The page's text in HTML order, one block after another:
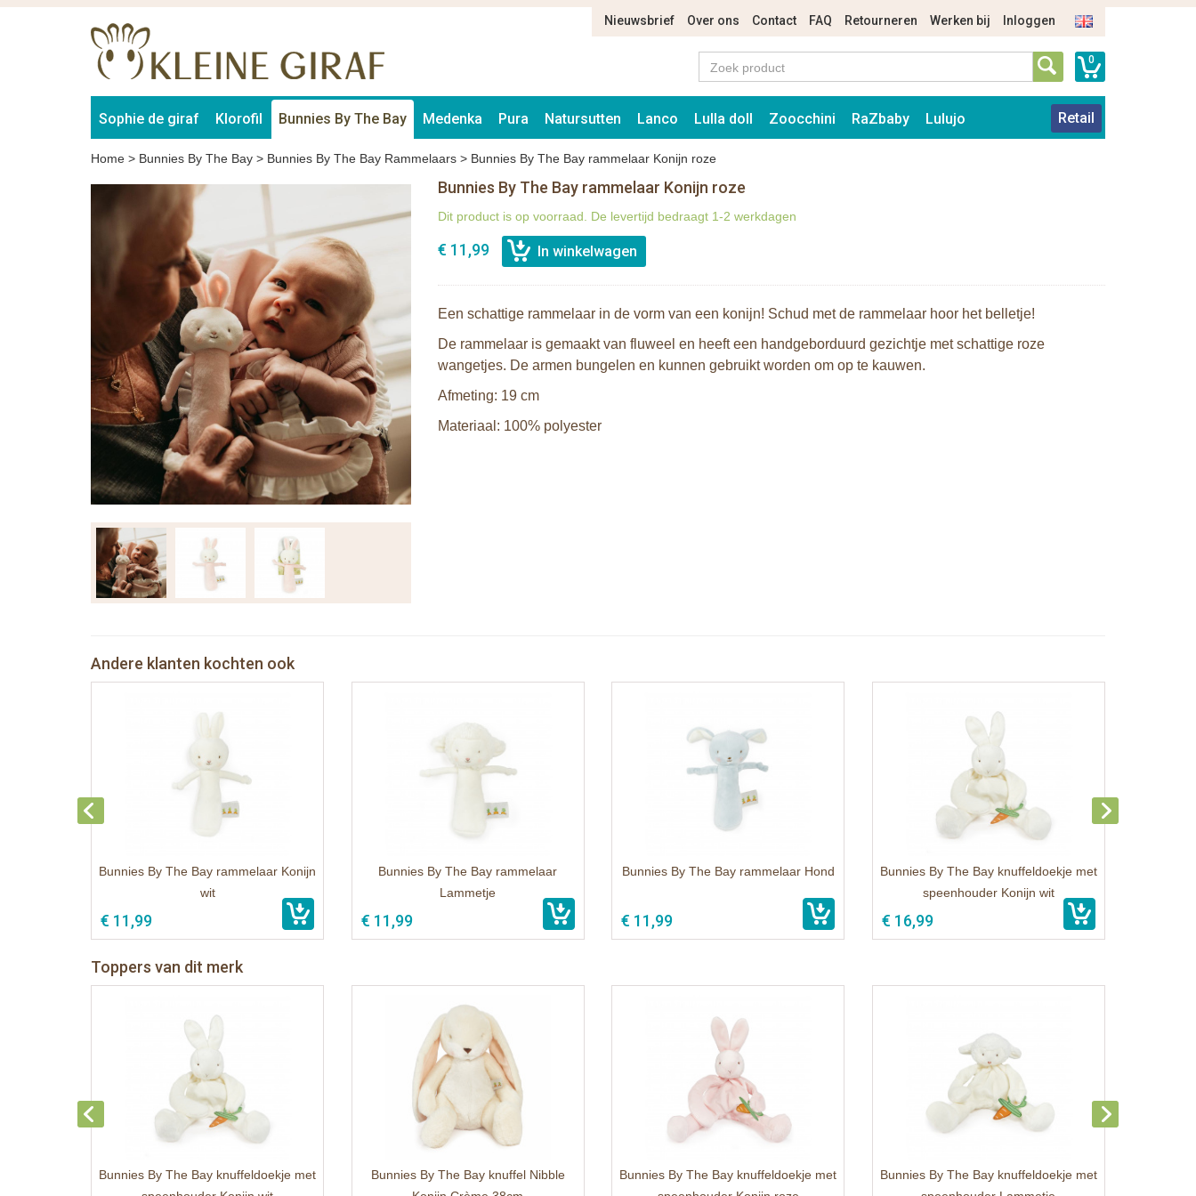
Nieuwsbrief Over ons Contact FAQ Retourneren Werken bij Inloggen
0
Sophie de giraf Klorofil Bunnies By The Bay Medenka Pura Natursutten Lanco Lulla doll Zoocchini RaZbaby Lulujo Retail
Home > Bunnies By The Bay > Bunnies By The Bay Rammelaars > Bunnies By The Bay rammelaar Konijn roze
Bunnies By The Bay rammelaar Konijn roze
Dit product is op voorraad. De levertijd bedraagt 1-2 werkdagen
€ 11,99
Een schattige rammelaar in de vorm van een konijn! Schud met de rammelaar hoor het belletje!
De rammelaar is gemaakt van fluweel en heeft een handgeborduurd gezichtje met schattige roze
wangetjes. De armen bungelen en kunnen gebruikt worden om op te kauwen.
Afmeting: 19 cm
Materiaal: 100% polyester
Andere klanten kochten ook
Bunnies By The Bay rammelaar Konijn
wit
€ 11,99
Bunnies By The Bay rammelaar
Lammetje
€ 11,99
Bunnies By The Bay rammelaar Hond
€ 11,99
Bunnies By The Bay knuffeldoekje met
speenhouder Konijn wit
€ 16,99
Toppers van dit merk
Bunnies By The Bay knuffeldoekje met
Bunnies By The Bay knuffel Nibble
Bunnies By The Bay knuffeldoekje met
Bunnies By The Bay knuffeldoekje met